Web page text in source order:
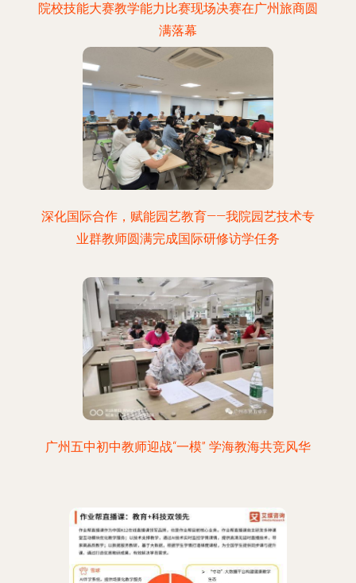
院校技能大赛教学能力比赛现场决赛在广州旅商圆
满落幕
深化国际合作，赋能园艺教育——我院园艺技术专
业群教师圆满完成国际研修访学任务
广州五中初中教师迎战“一模” 学海教海共竞风华